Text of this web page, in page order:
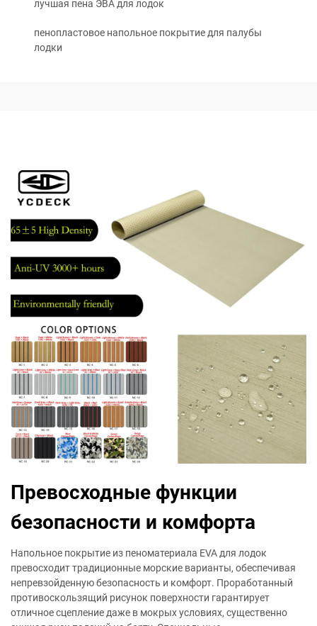
лучшая пена ЭВА для лодок
пенопластовое напольное покрытие для палубы
лодки
Превосходные функции
безопасности и комфорта
Напольное покрытие из пеноматериала EVA для лодок
превосходит традиционные морские варианты, обеспечивая
непревзойденную безопасность и комфорт. Проработанный
противоскользящий рисунок поверхности гарантирует
отличное сцепление даже в мокрых условиях, существенно